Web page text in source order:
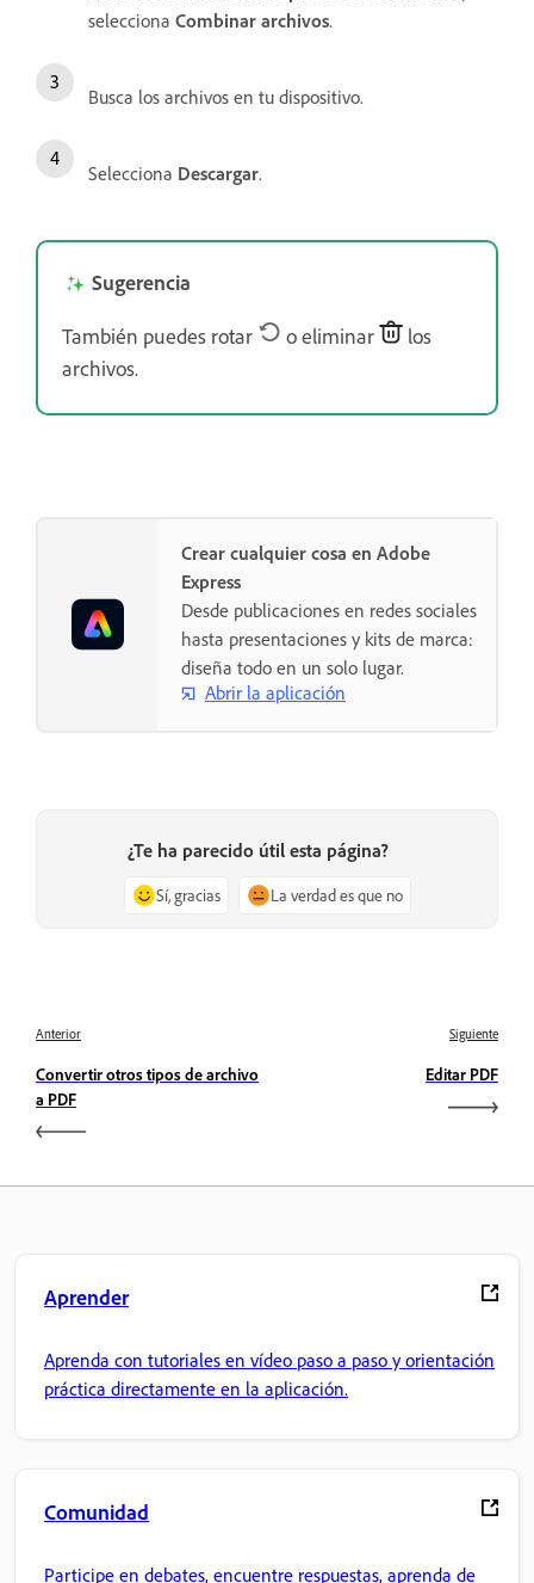
selecciona Combinar archivos.
Busca los archivos en tu dispositivo.
Selecciona Descargar.
Sugerencia
También puedes rotar o eliminar
los
archivos.
Crear cualquier cosa en Adobe
Express
Desde publicaciones en redes sociales
hasta presentaciones y kits de marca:
diseña todo en un solo lugar.
Abrir la aplicación
¿Te ha parecido útil esta página?
Sí, gracias La verdad es que no
Anterior
Convertir otros tipos de archivo
a PDF
Siguiente
Editar PDF
Aprender
Aprenda con tutoriales en vídeo paso a paso y orientación
práctica directamente en la aplicación.
Comunidad
Participe en debates, encuentre respuestas, aprenda de